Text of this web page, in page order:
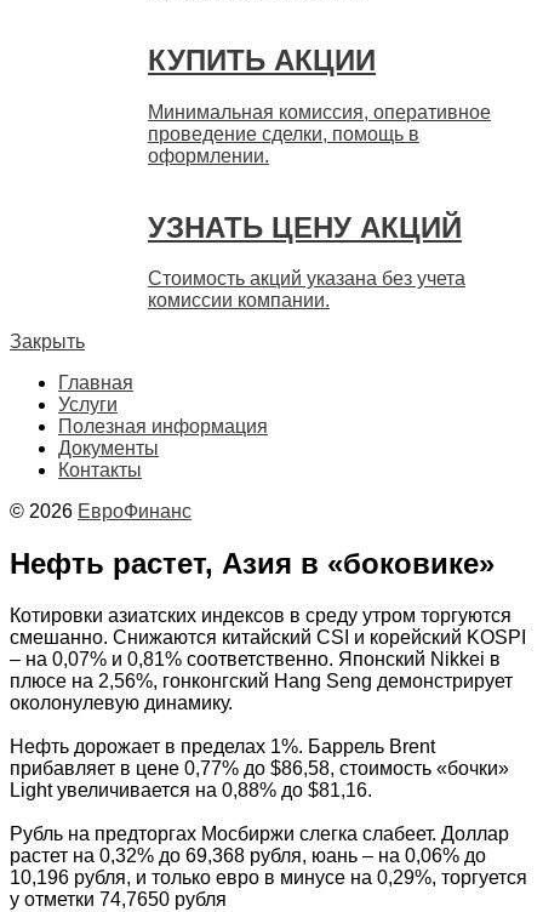
КУПИТЬ АКЦИИ
Минимальная комиссия, оперативное
проведение сделки, помощь в
оформлении.
УЗНАТЬ ЦЕНУ АКЦИЙ
Стоимость акций указана без учета
комиссии компании.
Закрыть
Главная
Услуги
Полезная информация
Документы
Контакты
© 2026 ЕвроФинанс
Нефть растет, Азия в «боковике»
Котировки азиатских индексов в среду утром торгуются
смешанно. Снижаются китайский CSI и корейский KOSPI
– на 0,07% и 0,81% соответственно. Японский Nikkei в
плюсе на 2,56%, гонконгский Hang Seng демонстрирует
околонулевую динамику.
Нефть дорожает в пределах 1%. Баррель Brent
прибавляет в цене 0,77% до $86,58, стоимость «бочки»
Light увеличивается на 0,88% до $81,16.
Рубль на предторгах Мосбиржи слегка слабеет. Доллар
растет на 0,32% до 69,368 рубля, юань – на 0,06% до
10,196 рубля, и только евро в минусе на 0,29%, торгуется
у отметки 74,7650 рубля